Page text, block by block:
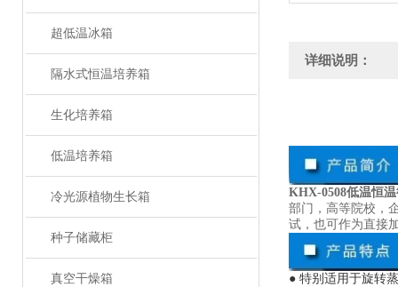
超低温冰箱
隔水式恒温培养箱
生化培养箱
低温培养箱
冷光源植物生长箱
种子储藏柜
真空干燥箱
详细说明：
KHX-0508低温恒
部门，高等院校，
试，也可作为直接
● 特别适用于旋转